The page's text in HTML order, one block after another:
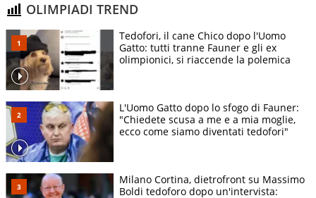
OLIMPIADI TREND
Tedofori, il cane Chico dopo l'Uomo
Gatto: tutti tranne Fauner e gli ex
olimpionici, si riaccende la polemica
L'Uomo Gatto dopo lo sfogo di Fauner:
"Chiedete scusa a me e a mia moglie,
ecco come siamo diventati tedofori"
Milano Cortina, dietrofront su Massimo
Boldi tedoforo dopo un'intervista: